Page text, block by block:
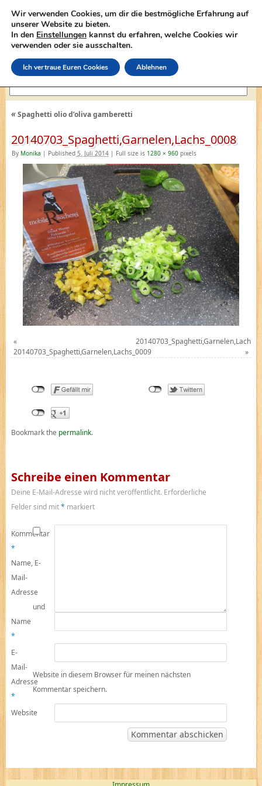
lasagne-rezepte.net
«Spaghetti olio d’oliva gamberetti
20140703_Spaghetti,Garnelen,Lachs_0008
By Monika | Published 5. Juli 2014 | Full size is 1280 × 960pixels
«
20140703_Spaghetti,Garnelen,Lachs_0009
»
Bookmark the permalink.
Schreibe einen Kommentar
Deine E-Mail-Adresse wird nicht veröffentlicht. Erforderliche
Felder sind mit* markiert
Kommentar
*
Name
*
E-
Mail-
Adresse
*
Website
Name, E-
Mail-
Adresse
und
Website in diesem Browser für meinen nächsten
Kommentar speichern.
Wir verwenden Cookies, um dir die bestmögliche Erfahrung auf
unserer Website zu bieten.
In den Einstellungen kannst du erfahren, welche Cookies wir
verwenden oder sie ausschalten.
Ich vertraue Euren Cookies Ablehnen